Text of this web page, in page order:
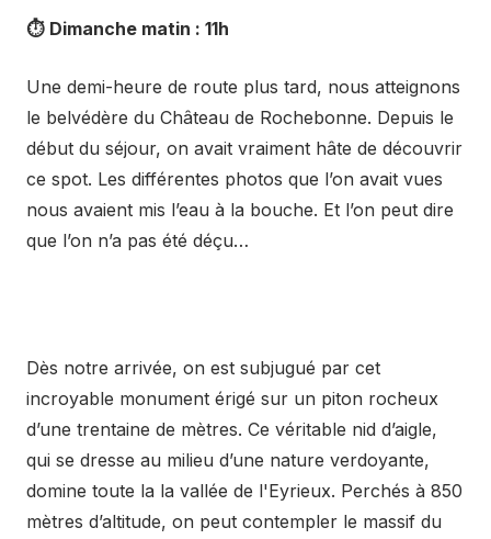
⏱️ Dimanche matin : 11h
Une demi-heure de route plus tard, nous atteignons
le belvédère du Château de Rochebonne. Depuis le
début du séjour, on avait vraiment hâte de découvrir
ce spot. Les différentes photos que l’on avait vues
nous avaient mis l’eau à la bouche. Et l’on peut dire
que l’on n’a pas été déçu…
Dès notre arrivée, on est subjugué par cet
incroyable monument érigé sur un piton rocheux
d’une trentaine de mètres. Ce véritable nid d’aigle,
qui se dresse au milieu d’une nature verdoyante,
domine toute la la vallée de l'Eyrieux. Perchés à 850
mètres d’altitude, on peut contempler le massif du